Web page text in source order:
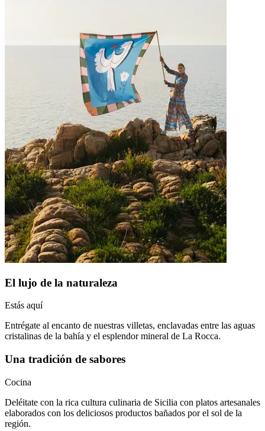
El lujo de la naturaleza
Estás aquí
Entrégate al encanto de nuestras villetas, enclavadas entre las aguas
cristalinas de la bahía y el esplendor mineral de La Rocca.
Una tradición de sabores
Cocina
Deléitate con la rica cultura culinaria de Sicilia con platos artesanales
elaborados con los deliciosos productos bañados por el sol de la
región.